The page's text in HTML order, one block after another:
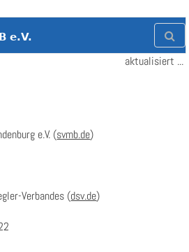
aktualisiert am: 01.06.2018
e.V. (svmb.de)
Verbandes (dsv.de)